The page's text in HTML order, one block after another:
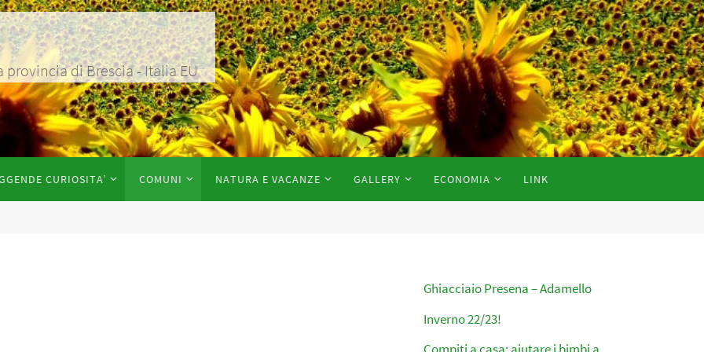
provincia di Brescia - Italia EU
CURIOSITA’ COMUNI NATURA E VACANZE GALLERY ECONOMIA LINK
Ghiacciaio Presena – Adamello
Inverno 22/23!